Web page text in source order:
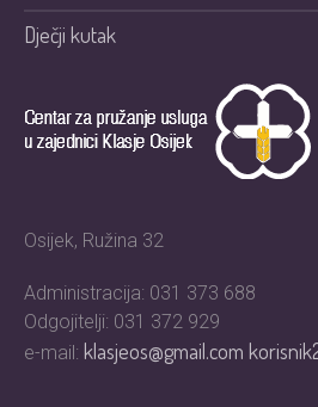
Dječji kutak
Osijek, Ružina 32
Administracija: 031 373 688
Odgojitelji: 031 372 929
e-mail: klasjeos@gmail.com